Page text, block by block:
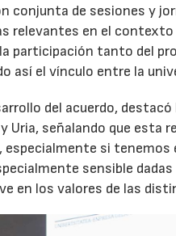
conjunta de sesiones y
relevantes en el contexto
tanto del
así el vínculo entre la
del acuerdo,
Uria, señalando que esta
si tenemos
sensible
en los valores de las